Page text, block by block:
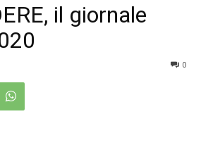
il giornale
0